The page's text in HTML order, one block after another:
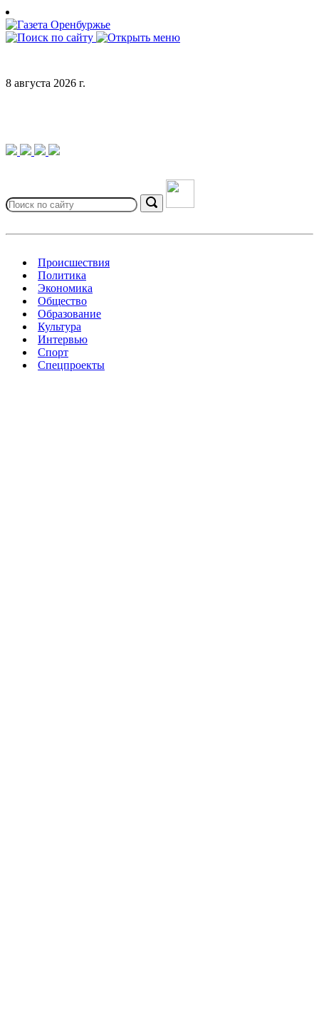
Skip
to
content
8 августа 2026 г.
for:
Search
Происшествия
Политика
Экономика
Общество
Образование
Культура
Интервью
Спорт
Спецпроекты